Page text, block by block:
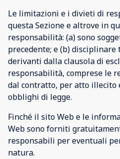
Le limitazioni e i divieti di
questa Sezione e altrove in
responsabilità: (a) sono
precedente; e (b)
derivanti dalla clausola di
responsabilità, comprese le
dal contratto, per atto illecito
obblighi di legge.
Finché il sito Web e le
Web sono forniti
responsabili per eventuali
natura.